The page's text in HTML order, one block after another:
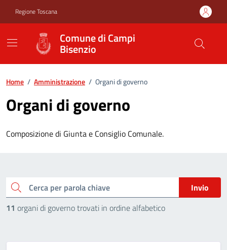
Regione Toscana
Comune di Campi
Bisenzio
Home / Amministrazione / Organi di governo
Organi di governo
Composizione di Giunta e Consiglio Comunale.
Cerca per parola chiave
Invio
11 organi di governo trovati in ordine alfabetico